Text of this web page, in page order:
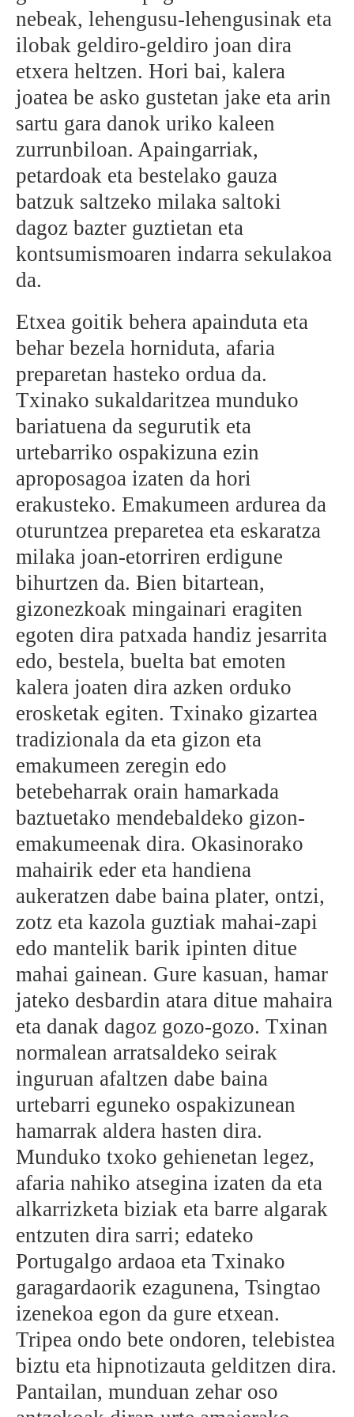
nebeak, lehengusu-lehengusinak eta
ilobak geldiro-geldiro joan dira
etxera heltzen. Hori bai, kalera
joatea be asko gustetan jake eta arin
sartu gara danok uriko kaleen
zurrunbiloan. Apaingarriak,
petardoak eta bestelako gauza
batzuk saltzeko milaka saltoki
dagoz bazter guztietan eta
kontsumismoaren indarra sekulakoa
da.
Etxea goitik behera apainduta eta
behar bezela horniduta, afaria
preparetan hasteko ordua da.
Txinako sukaldaritzea munduko
bariatuena da segurutik eta
urtebarriko ospakizuna ezin
aproposagoa izaten da hori
erakusteko. Emakumeen ardurea da
oturuntzea preparetea eta eskaratza
milaka joan-etorriren erdigune
bihurtzen da. Bien bitartean,
gizonezkoak mingainari eragiten
egoten dira patxada handiz jesarrita
edo, bestela, buelta bat emoten
kalera joaten dira azken orduko
erosketak egiten. Txinako gizartea
tradizionala da eta gizon eta
emakumeen zeregin edo
betebeharrak orain hamarkada
baztuetako mendebaldeko gizon-
emakumeenak dira. Okasinorako
mahairik eder eta handiena
aukeratzen dabe baina plater, ontzi,
zotz eta kazola guztiak mahai-zapi
edo mantelik barik ipinten ditue
mahai gainean. Gure kasuan, hamar
jateko desbardin atara ditue mahaira
eta danak dagoz gozo-gozo. Txinan
normalean arratsaldeko seirak
inguruan afaltzen dabe baina
urtebarri eguneko ospakizunean
hamarrak aldera hasten dira.
Munduko txoko gehienetan legez,
afaria nahiko atsegina izaten da eta
alkarrizketa biziak eta barre algarak
entzuten dira sarri; edateko
Portugalgo ardaoa eta Txinako
garagardaorik ezagunena, Tsingtao
izenekoa egon da gure etxean.
Tripea ondo bete ondoren, telebistea
biztu eta hipnotizauta gelditzen dira.
Pantailan, munduan zehar oso